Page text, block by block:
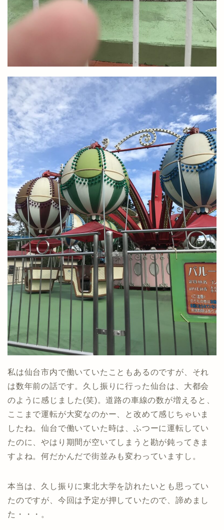
私は仙台市内で働いていたこともあるのですが、それ
は数年前の話です。久し振りに行った仙台は、大都会
のように感じました(笑)。道路の車線の数が増えると、
ここまで運転が大変なのかー、と改めて感じちゃいま
したね。仙台で働いていた時は、ふつーに運転してい
たのに、やはり期間が空いてしまうと勘が鈍ってきま
すよね。何だかんだで街並みも変わっていますし。
本当は、久し振りに東北大学を訪れたいとも思ってい
たのですが、今回は予定が押していたので、諦めまし
た・・・。